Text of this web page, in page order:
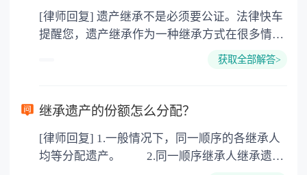
3. 印花税：按房屋评估价的0.05%缴纳 4. 土
地增值税：按房价1%缴纳 5. 房屋产权登记费：
[律师回复] 遗产继承不是必须要公证。法律快车
提醒您，遗产继承作为一种继承方式在很多情况
下都是不需要公证的，当然，如果需要公正的也
以防对财产继承发生纠纷，可以对遗产继承进行
公证。
获取全部解答>
继承遗产的份额怎么分配？
[律师回复] 1.一般情况下，同一顺序的各继承人
均等分配遗产。 2.同一顺序继承人继承遗产